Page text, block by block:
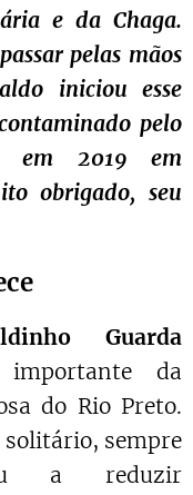
e da Chaga.
pelas mãos
iniciou esse
pelo
em 2019 em
obrigado, seu
Guarda
da
do Rio Preto.
sempre
a reduzir